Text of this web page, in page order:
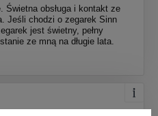
Świetna obsługa i kontakt ze
Jeśli chodzi o zegarek Sinn
jest świetny, pełny
ze mną na długie lata.
09